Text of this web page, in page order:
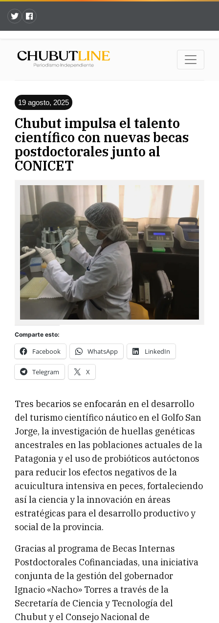
19 agosto, 2025
Chubut impulsa el talento
científico con nuevas becas
postdoctorales junto al
CONICET
Comparte esto:
Facebook WhatsApp LinkedIn
Telegram X
Tres becarios se enfocarán en el desarrollo
del turismo científico náutico en el Golfo San
Jorge, la investigación de huellas genéticas
ancestrales en las poblaciones actuales de la
Patagonia y el uso de probióticos autóctonos
para reducir los efectos negativos de la
acuicultura intensiva en peces, fortaleciendo
así la ciencia y la innovación en áreas
estratégicas para el desarrollo productivo y
social de la provincia.
Gracias al programa de Becas Internas
Postdoctorales Cofinanciadas, una iniciativa
conjunta de la gestión del gobernador
Ignacio «Nacho» Torres a través de la
Secretaría de Ciencia y Tecnología del
Chubut y el Consejo Nacional de